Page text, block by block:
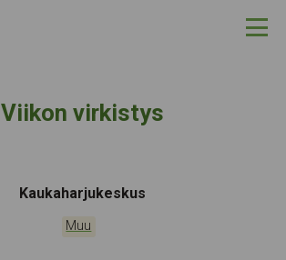
Viikon virkistys
Tapahtumapaikka:
Kaukaharjukeskus
Kategoriat:
Muu